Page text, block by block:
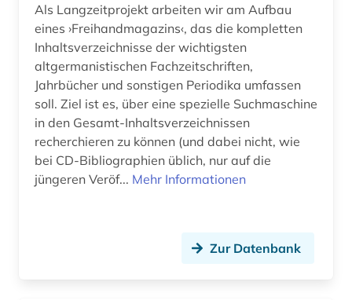
ereignis (1)
erinnerung (1)
erlebnisbericht (3)
ernst (1)
ernst theodor amadeus (1)
erschließung (2)
erziehungswissenschaft (1)
Als Langzeitprojekt arbeiten wir am Aufbau
eines ›Freihandmagazins‹, das die kompletten
Inhaltsverzeichnisse der wichtigsten
altgermanistischen Fachzeitschriften,
Jahrbücher und sonstigen Periodika umfassen
soll. Ziel ist es, über eine spezielle Suchmaschine
in den Gesamt-Inhaltsverzeichnissen
recherchieren zu können (und dabei nicht, wie
bei CD-Bibliographien üblich, nur auf die
jüngeren Veröf... Mehr Informationen
Zur Datenbank